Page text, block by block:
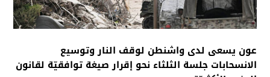
عون يسعى لدى واشنطن لوقف النار وتوسيع
الانسحابات جلسة الثلثاء نحو إقرار صيغة توافقيّة لقانون